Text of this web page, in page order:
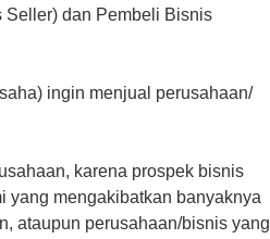
Seller) dan Pembeli Bisnis
ingin menjual perusahaan/
karena prospek bisnis
yang mengakibatkan banyaknya
ataupun perusahaan/bisnis yang